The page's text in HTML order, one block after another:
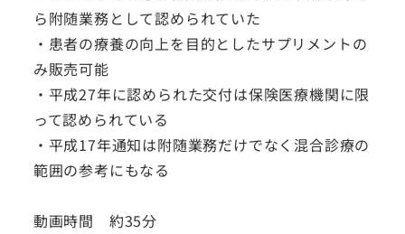
ら附随業務として認められていた
・患者の療養の向上を目的としたサプリメントの
み販売可能
・平成27年に認められた交付は保険医療機関に限
って認められている
・平成17年通知は附随業務だけでなく混合診療の
範囲の参考にもなる
動画時間 約35分